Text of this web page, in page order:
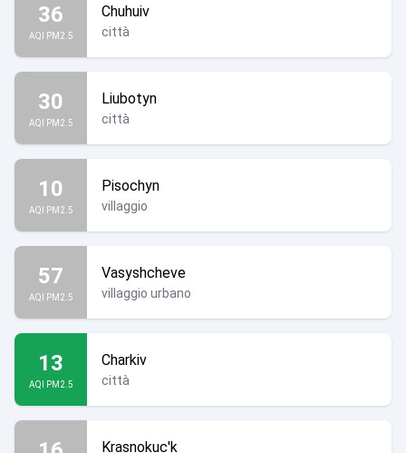
36
AQI PM2.5
Chuhuiv
città
30
AQI PM2.5
Liubotyn
città
10
AQI PM2.5
Pisochyn
villaggio
57
AQI PM2.5
Vasyshcheve
villaggio urbano
13
AQI PM2.5
Charkiv
città
Krasnokuc'k